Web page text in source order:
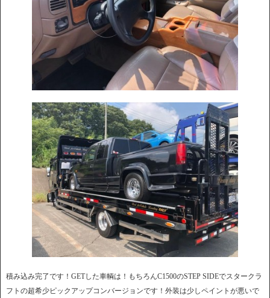
積み込み完了です！GETした車輌は！もちろんC1500のSTEP SIDEでスタークラ
フトの超希少ピックアップコンバージョンです！外装は少しペイントが悪いで